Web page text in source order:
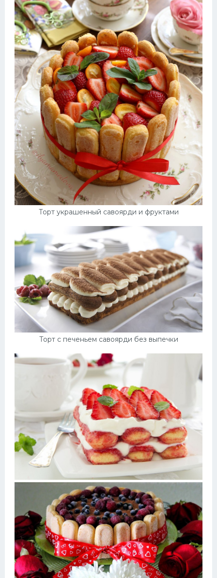
Торт украшенный савоярди и фруктами
Торт с печеньем савоярди без выпечки